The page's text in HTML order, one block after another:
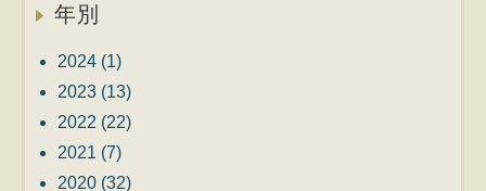
年別
2024 (1)
2023 (13)
2022 (22)
2021 (7)
2020 (32)